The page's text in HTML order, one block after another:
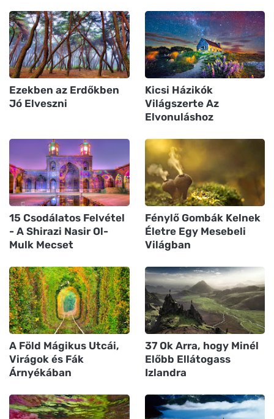
Ezekben az Erdőkben
Jó Elveszni
Kicsi Házikók
Világszerte Az
Elvonuláshoz
15 Csodálatos Felvétel
- A Shirazi Nasir Ol-
Mulk Mecset
Fénylő Gombák Kelnek
Életre Egy Mesebeli
Világban
A Föld Mágikus Utcái,
Virágok és Fák
Árnyékában
37 Ok Arra, hogy Minél
Előbb Ellátogass
Izlandra